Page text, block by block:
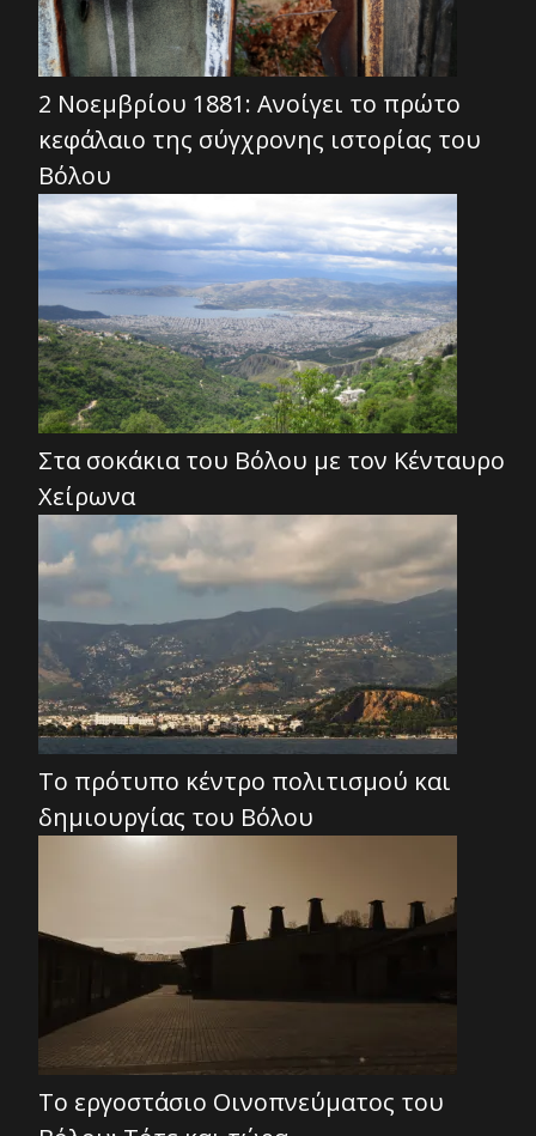
2 Νοεμβρίου 1881: Ανοίγει το πρώτο
κεφάλαιο της σύγχρονης ιστορίας του
Βόλου
Στα σοκάκια του Βόλου με τον Κένταυρο
Χείρωνα
Το πρότυπο κέντρο πολιτισμού και
δημιουργίας του Βόλου
Το εργοστάσιο Οινοπνεύματος του